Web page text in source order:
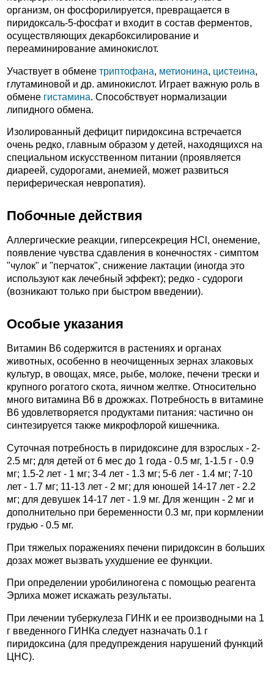
организм, он фосфорилируется, превращается в
пиридоксаль-5-фосфат и входит в состав ферментов,
осуществляющих декарбоксилирование и
переаминирование аминокислот.
Участвует в обмене триптофана, метионина, цистеина,
глутаминовой и др. аминокислот. Играет важную роль в
обмене гистамина. Способствует нормализации
липидного обмена.
Изолированный дефицит пиридоксина встречается
очень редко, главным образом у детей, находящихся на
специальном искусственном питании (проявляется
диареей, судорогами, анемией, может развиться
периферическая невропатия).
Побочные действия
Аллергические реакции, гиперсекреция HCl, онемение,
появление чувства сдавления в конечностях - симптом
"чулок" и "перчаток", снижение лактации (иногда это
используют как лечебный эффект); редко - судороги
(возникают только при быстром введении).
Особые указания
Витамин B6 содержится в растениях и органах
животных, особенно в неочищенных зернах злаковых
культур, в овощах, мясе, рыбе, молоке, печени трески и
крупного рогатого скота, яичном желтке. Относительно
много витамина B6 в дрожжах. Потребность в витамине
B6 удовлетворяется продуктами питания: частично он
синтезируется также микрофлорой кишечника.
Суточная потребность в пиридоксине для взрослых - 2-
2.5 мг; для детей от 6 мес до 1 года - 0.5 мг, 1-1.5 г - 0.9
мг; 1.5-2 лет - 1 мг; 3-4 лет - 1.3 мг; 5-6 лет - 1.4 мг; 7-10
лет - 1.7 мг; 11-13 лет - 2 мг; для юношей 14-17 лет - 2.2
мг; для девушек 14-17 лет - 1.9 мг. Для женщин - 2 мг и
дополнительно при беременности 0.3 мг, при кормлении
грудью - 0.5 мг.
При тяжелых поражениях печени пиридоксин в больших
дозах может вызвать ухудшение ее функции.
При определении уробилиногена с помощью реагента
Эрлиха может искажать результаты.
При лечении туберкулеза ГИНК и ее производными на 1
г введенного ГИНКа следует назначать 0.1 г
пиридоксина (для предупреждения нарушений функций
ЦНС).